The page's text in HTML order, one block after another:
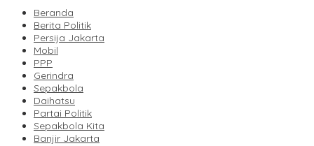
Beranda
Berita Politik
Persija Jakarta
Mobil
PPP
Gerindra
Sepakbola
Daihatsu
Partai Politik
Sepakbola Kita
Banjir Jakarta